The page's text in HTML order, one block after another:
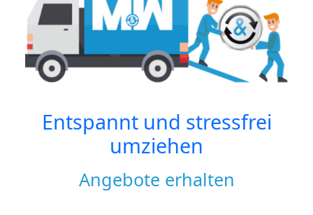
Entspannt und stressfrei
umziehen
Angebote erhalten